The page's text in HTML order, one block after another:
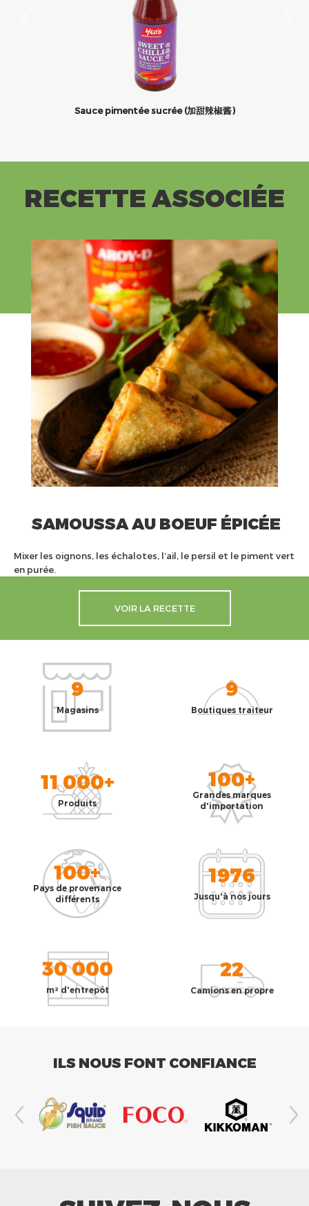
Sauce pimentée sucrée (加甜辣椒酱)
RECETTE ASSOCIÉE
SAMOUSSA AU BOEUF ÉPICÉE
Mixer les oignons, les échalotes, l’ail, le persil et le piment vert
en purée.
VOIR LA RECETTE
9
Magasins
9
Boutiques traiteur
11 000+
Produits
100+
Grandes marques
d'importation
100+
Pays de provenance
différents
1976
Jusqu'à nos jours
30 000
m² d'entrepôt
22
Camions en propre
ILS NOUS FONT CONFIANCE